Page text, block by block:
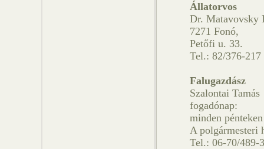
Állatorvos
Dr. Matavovsky
7271 Fonó,
Petőfi u. 33.
Tel.: 82/376-217
Falugazdász
Szalontai Tamás
fogadónap:
minden
A polgármesteri
Tel.: 06-70/489-